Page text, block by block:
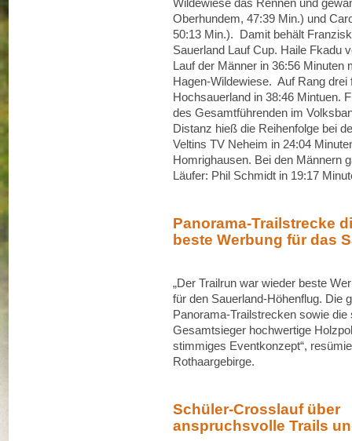
Wildewiese das Rennen und
Oberhundem, 47:39 Min.) und
50:13 Min.). Damit behält
Sauerland Lauf Cup. Haile Fkadu
Lauf der Männer in 36:56 Minuten
Hagen-Wildewiese. Auf Rang
Hochsauerland in 38:46 Mintuen.
des Gesamtführenden im
Distanz hieß die Reihenfolge bei
Veltins TV Neheim in 24:04
Homrighausen. Bei den Männern
Läufer: Phil Schmidt in 19:17
Panorama-Trailstrecke
beste Werbung für das
„Der Trailrun war wieder beste
für den Sauerland-Höhenflug. Die
Panorama-Trailstrecken sowie
Gesamtsieger hochwertige
stimmiges Eventkonzept“,
Rothaargebirge.
Schüler-Crosslauf über
anspruchsvolle Trails